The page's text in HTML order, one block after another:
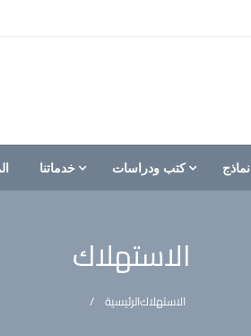
نماذج كتب ودراسات خدماتنا
الاستهلاك
الرئيسيةالاستهلاك